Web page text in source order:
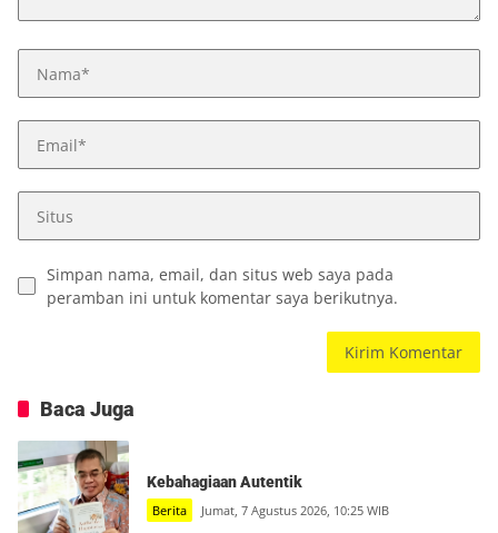
Simpan nama, email, dan situs web saya pada
peramban ini untuk komentar saya berikutnya.
Baca Juga
Kebahagiaan Autentik
Berita Jumat, 7 Agustus 2026, 10:25 WIB